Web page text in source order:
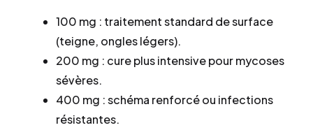
100 mg : traitement standard de surface
(teigne, ongles légers).
200 mg : cure plus intensive pour mycoses
sévères.
400 mg : schéma renforcé ou infections
résistantes.